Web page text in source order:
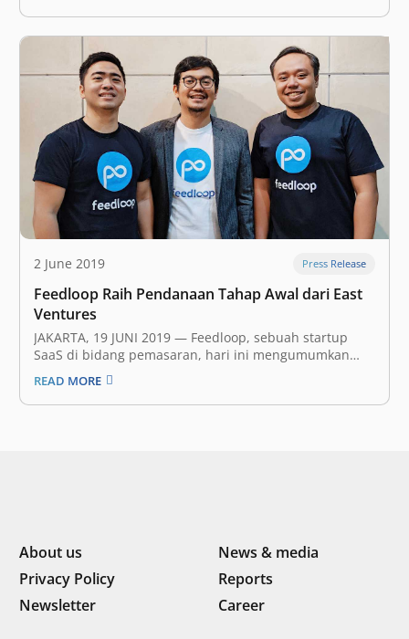
will help Feedloop in pursuing their mission to build
the next generation interactive…
2 June 2019 Press Release
Feedloop Raih Pendanaan Tahap Awal dari East
Ventures
JAKARTA, 19 JUNI 2019 ​— Feedloop, sebuah startup
SaaS di bidang pemasaran, hari ini mengumumkan
bahwa mereka telah mendapat pendanaan tahap awal
(​seed funding​) dengan nominal yang tidak disebutkan
dari East Ventures dan beberapa ​angel investor​.
READ MORE
About us
News & media
Privacy Policy
Reports
Newsletter
Career